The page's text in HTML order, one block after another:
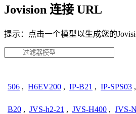
Jovision 连接 URL
提示：点击一个模型以生成您的
506 , H6EV200 , IP-B21 , IP-SPS03 ,
B20 , JVS-h2-21 , JVS-H400 , JVS-